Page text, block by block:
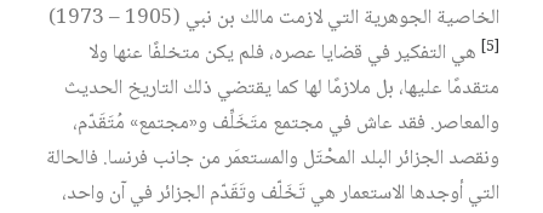
الخاصية الجوهرية التي لازمت مالك بن نبي (1905 – 1973)
[5]
هي التفكير في قضايا عصره، فلم يكن متخلفًا عنها ولا
متقدمًا عليها، بل ملازمًا لها كما يقتضي ذلك التاريخ الحديث
والمعاصر. فقد عاش في مجتمع متَخَلِّف و«مجتمع» مُتَقَدّم،
ونقصد الجزائر البلد المحْتَل والمستعمَر من جانب فرنسا. فالحالة
التي أوجدها الاستعمار هي تَخَلّف وتَقَدّم الجزائر في آن واحد،